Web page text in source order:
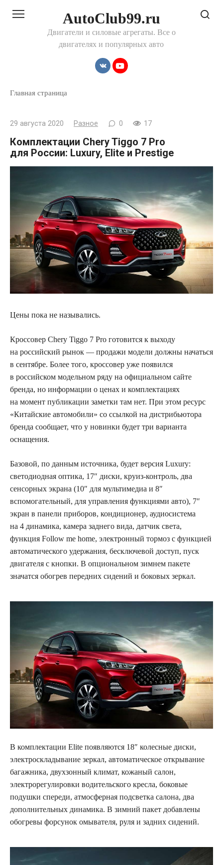
AutoClub99.ru
Двигатели и силовые агрегаты. Все о
двигателях и популярных авто
Главная страница
29 августа 2020 Разное 0 17
Комплектации Chery Tiggo 7 Pro
для России: Luxury, Elite и Prestige
Цены пока не назывались.
Кроссовер Chery Tiggo 7 Pro готовится к выходу
на российский рынок — продажи модели должны начаться
в сентябре. Более того, кроссовер уже появился
в российском модельном ряду на официальном сайте
бренда, но информации о ценах и комплектациях
на момент публикации заметки там нет. При этом ресурс
«Китайские автомобили» со ссылкой на дистрибьютора
бренда сообщает, что у новинки будет три варианта
оснащения.
Базовой, по данным источника, будет версия Luxury:
светодиодная оптика, 17″ диски, круиз-контроль, два
сенсорных экрана (10″ для мультимедиа и 8″
вспомогательный, для управления функциями авто), 7″
экран в панели приборов, кондиционер, аудиосистема
на 4 динамика, камера заднего вида, датчик света,
функция Follow me home, электронный тормоз с функцией
автоматического удержания, бесключевой доступ, пуск
двигателя с кнопки. В опциональном зимнем пакете
значатся обогрев передних сидений и боковых зеркал.
В комплектации Elite появляются 18″ колесные диски,
электроскладывание зеркал, автоматическое открывание
багажника, двухзонный климат, кожаный салон,
электрорегулировки водительского кресла, боковые
подушки спереди, атмосферная подсветка салона, два
дополнительных динамика. В зимний пакет добавлены
обогревы форсунок омывателя, руля и задних сидений.